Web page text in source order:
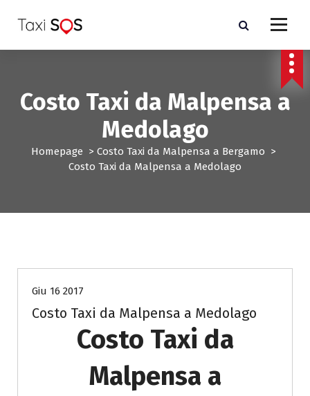
a
Costo Taxi da Malpensa a
Medolago
Homepage > Costo Taxi da Malpensa a Bergamo >
Costo Taxi da Malpensa a Medolago
Giu 16 2017
Costo Taxi da Malpensa a Medolago
Costo Taxi da
Malpensa a